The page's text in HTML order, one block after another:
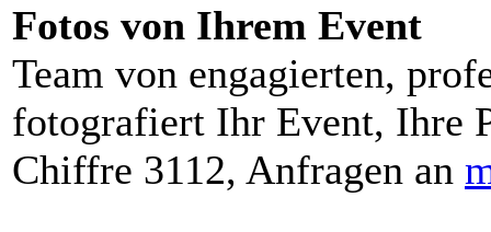
Fotos von Ihrem Event
Team von engagierten,
fotografiert Ihr Event, Ihre
Chiffre 3112, Anfragen an